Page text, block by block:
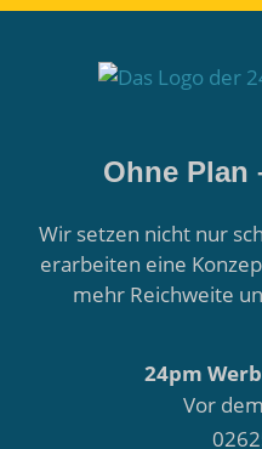
Ohne Plan
Wir setzen nicht nur
erarbeiten eine
mehr Reichweite
24pm
Vor